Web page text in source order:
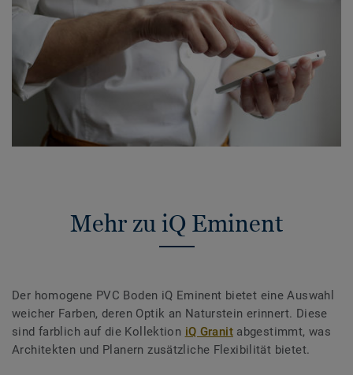
Mehr zu iQ Eminent
Der homogene PVC Boden iQ Eminent bietet eine Auswahl
weicher Farben, deren Optik an Naturstein erinnert. Diese
sind farblich auf die Kollektion iQ Granitabgestimmt, was
Architekten und Planern zusätzliche Flexibilität bietet.